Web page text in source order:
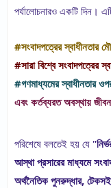
পর্যালোচনারও একটি দিন।
#সংবাদপত্রের স্বাধীনতার
#সারা বিশ্বে সংবাদপত্রের
#গণমাধ্যমের স্বাধীনতার
এবং কর্তব্যরত অবস্থায় জীবন
পরিশেষে বলতেই হয় যে "
আস্থা প্রসারের মাধ্যমে
অর্থনৈতিক পুনরুদ্ধার, টেকসই